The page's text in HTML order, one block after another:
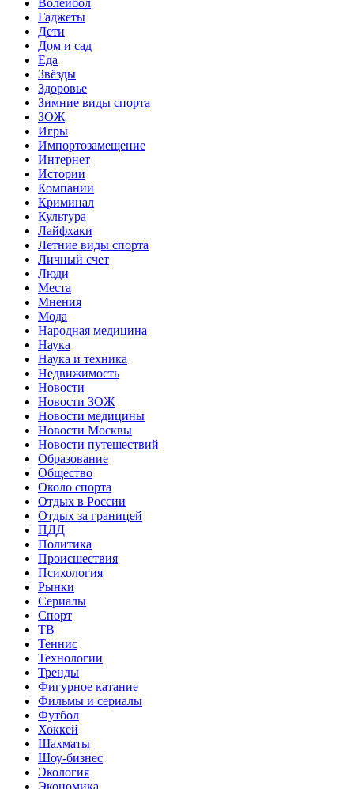
Гаджеты
Дети
Дом и сад
Еда
Звёзды
Здоровье
Зимние виды спорта
ЗОЖ
Игры
Импортозамещение
Интернет
Истории
Компании
Криминал
Культура
Лайфхаки
Летние виды спорта
Личный счет
Люди
Места
Мнения
Мода
Народная медицина
Наука
Наука и техника
Недвижимость
Новости
Новости ЗОЖ
Новости медицины
Новости Москвы
Новости путешествий
Образование
Общество
Около спорта
Отдых в России
Отдых за границей
ПДД
Политика
Происшествия
Психология
Рынки
Сериалы
Спорт
ТВ
Теннис
Технологии
Тренды
Фигурное катание
Фильмы и сериалы
Футбол
Хоккей
Шахматы
Шоу-бизнес
Экология
Экономика